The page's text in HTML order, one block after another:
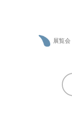
展覧会